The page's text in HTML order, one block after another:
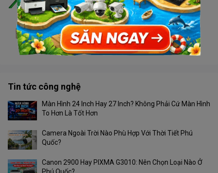
Liên hệ
Đầu nối RJ45 (1->1)
Liên hệ
Tin tức công nghệ
Màn Hình 24 Inch Hay 27 Inch? Không Phải Cứ Màn Hình
To Hơn Là Tốt Hơn
Camera Ngoài Trời Nào Phù Hợp Với Thời Tiết Phú
Quốc?
Canon 2900 Hay PIXMA G3010: Nên Chọn Loại Nào Ở